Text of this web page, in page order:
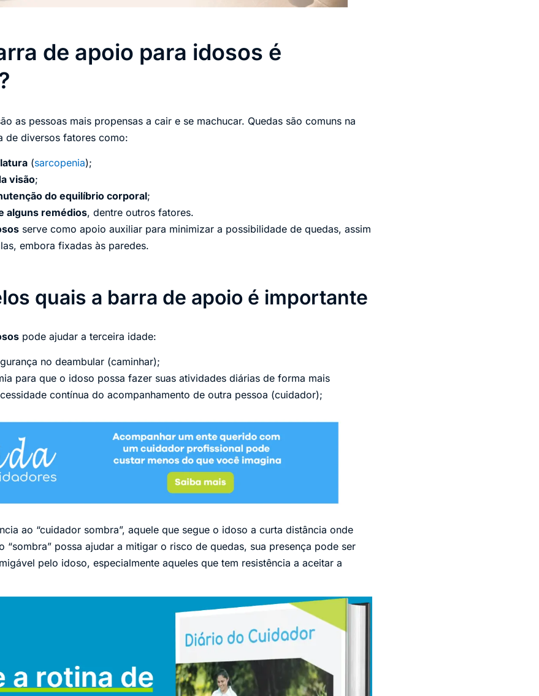
de apoio para idosos é
as pessoas mais propensas a cair e se machucar. Quedas são comuns na
de diversos fatores como:
(sarcopenia);
visão;
do equilíbrio corporal;
alguns remédios, dentre outros fatores.
serve como apoio auxiliar para minimizar a possibilidade de quedas, assim
embora fixadas às paredes.
quais a barra de apoio é importante
pode ajudar a terceira idade:
no deambular (caminhar);
para que o idoso possa fazer suas atividades diárias de forma mais
contínua do acompanhamento de outra pessoa (cuidador);
ao “cuidador sombra”, aquele que segue o idoso a curta distância onde
“sombra” possa ajudar a mitigar o risco de quedas, sua presença pode ser
pelo idoso, especialmente aqueles que tem resistência a aceitar a